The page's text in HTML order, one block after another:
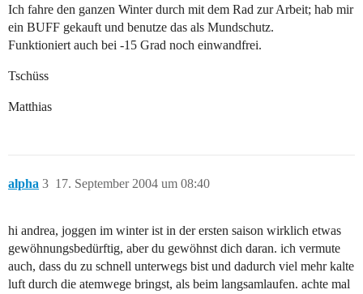
Ich fahre den ganzen Winter durch mit dem Rad zur Arbeit; hab mir
ein BUFF gekauft und benutze das als Mundschutz.
Funktioniert auch bei -15 Grad noch einwandfrei.
Tschüss
Matthias
alpha 17. September 2004 um 08:40
3
hi andrea, joggen im winter ist in der ersten saison wirklich etwas
gewöhnungsbedürftig, aber du gewöhnst dich daran. ich vermute
auch, dass du zu schnell unterwegs bist und dadurch viel mehr kalte
luft durch die atemwege bringst, als beim langsamlaufen. achte mal